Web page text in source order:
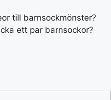
till barnsockmönster?
ett par barnsockor?